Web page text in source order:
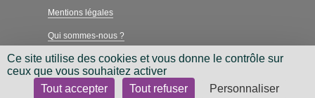
Mentions légales
Qui sommes-nous ?
Charte néthique
Ce site utilise des cookies et vous donne le contrôle sur
ceux que vous souhaitez activer
Tout accepter
Tout refuser Personnaliser